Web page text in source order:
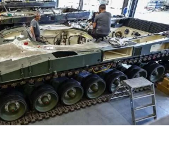
terra,
Scholz
a
casa